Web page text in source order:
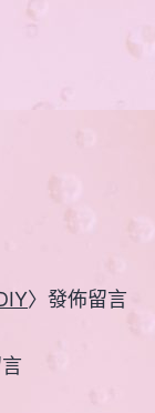
〉發佈留言